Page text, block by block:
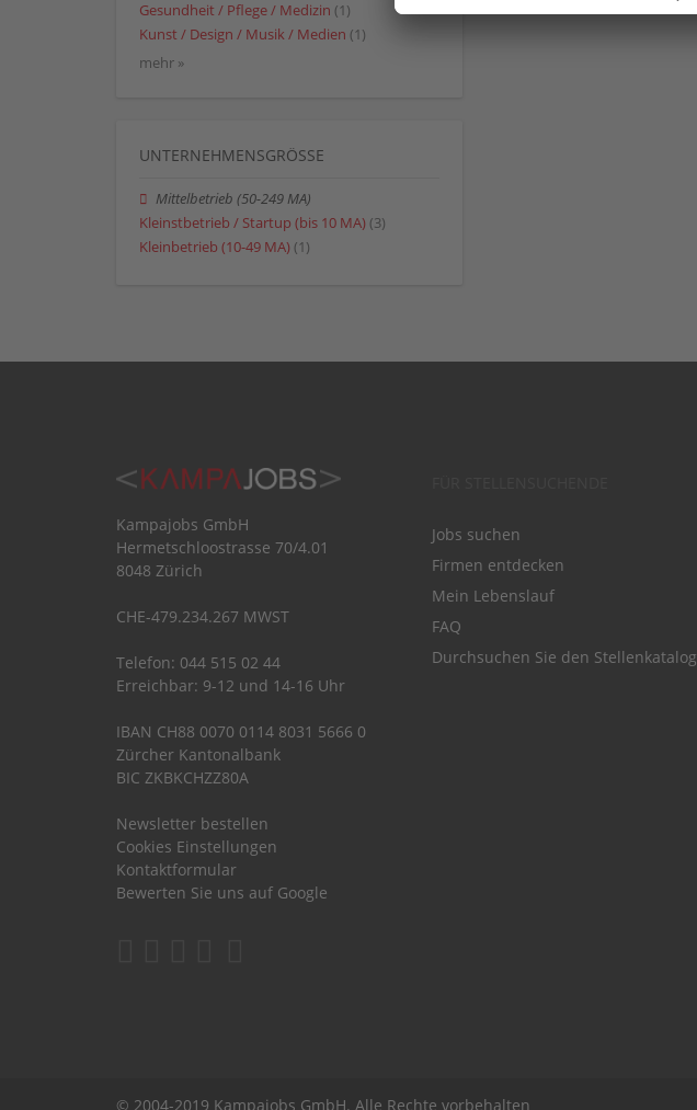
Gesundheit / Pflege / Medizin (1)
Kunst / Design / Musik / Medien (1)
mehr »
UNTERNEHMENSGRÖSSE
Mittelbetrieb (50-249 MA)
Kleinstbetrieb / Startup (bis 10 MA) (3)
Kleinbetrieb (10-49 MA) (1)
Kampajobs GmbH
Hermetschloostrasse 70/4.01
8048 Zürich
CHE-479.234.267 MWST
Telefon: 044 515 02 44
Erreichbar: 9-12 und 14-16 Uhr
IBAN CH88 0070 0114 8031 5666 0
Zürcher Kantonalbank
BIC ZKBKCHZZ80A
Newsletter bestellen
Cookies Einstellungen
Kontaktformular
Bewerten Sie uns auf Google
Jobs suchen
Firmen entdecken
Mein Lebenslauf
FAQ
Durchsuchen Sie den Stellenkatalog
© 2004-2019 Kampajobs GmbH. Alle Rechte vorbehalten